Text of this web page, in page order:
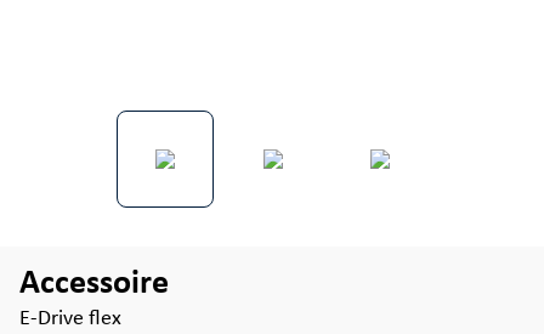
Accessoire
E-Drive flex